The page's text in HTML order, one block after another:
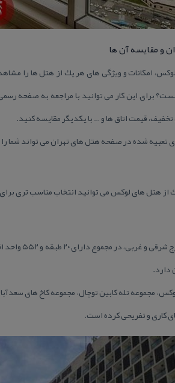
و مقایسه آن ها
امكانات و ویژگی های هر یك از هتل ها را
برای این كار می توانید با مراجعه به صفحه
قیمت اتاق ها و … با یكدیگر مقایسه كنید.
تعبیه شده در صفحه هتل های تهران می تواند شما
هتل های لوكس می توانید انتخاب مناسب تری
با دو
دارد.
مجموعه تله كابین توچال، مجموعه كاخ های
كاری و تفریحی كرده است.